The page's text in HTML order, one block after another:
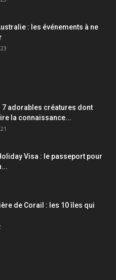
: les événements à ne
7 adorables créatures dont
la connaissance...
Visa : le passeport pour
de Corail : les 10 îles qui